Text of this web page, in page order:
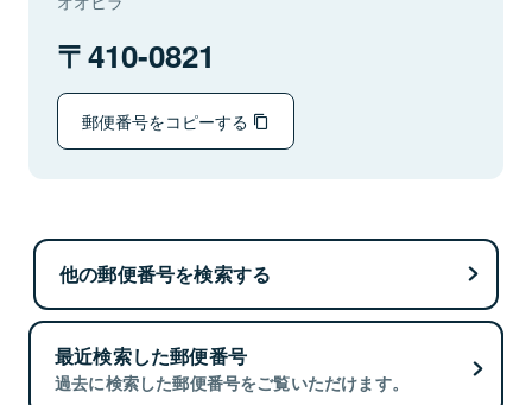
410-0821
郵便番号をコピーする
他の郵便番号を検索する
最近検索した郵便番号
過去に検索した郵便番号をご覧いただけます。